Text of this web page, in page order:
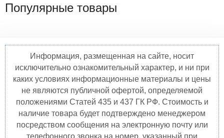
Популярные товары
Информация, размещенная на сайте, носит
исключительно ознакомительный характер, и ни при
каких условиях информационные материалы и цены
не являются публичной офертой, определяемой
положениями Статей 435 и 437 ГК РФ. Стоимость и
наличие товара будет подтверждено менеджером
посредством сообщения на электронную почту или
телефонного звонка на номер, указанный при